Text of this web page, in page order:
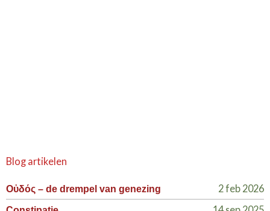
Blog artikelen
Οὐδός – de drempel van genezing 2 feb 2026